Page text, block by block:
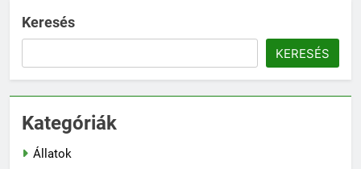
Keresés
KERESÉS
Kategóriák
Állatok